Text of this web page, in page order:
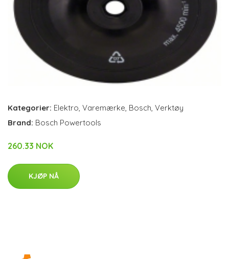
Kategorier: Elektro Varemærke Bosch Verktøy
Brand: Bosch Powertools
260.33 NOK
KJØP NÅ